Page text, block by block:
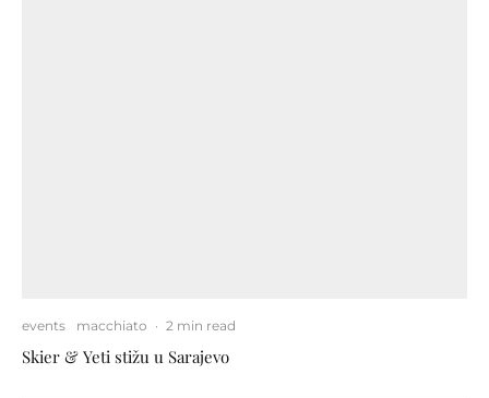
events macchiato · 2 min read
Skier & Yeti stižu u Sarajevo